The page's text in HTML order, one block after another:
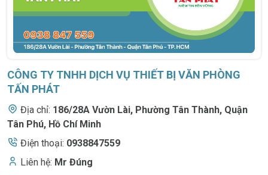
CÔNG TY TNHH DỊCH VỤ THIẾT BỊ VĂN PHÒNG
TẤN PHÁT
Địa chỉ: 186/28A Vườn Lài, Phường Tân Thành, Quận
Tân Phú, Hồ Chí Minh
Điện thoại: 0938847559
Liên hệ: Mr Đúng